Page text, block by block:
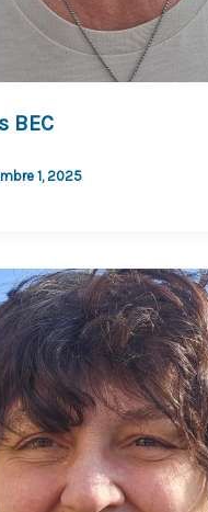
BEC
1, 2025